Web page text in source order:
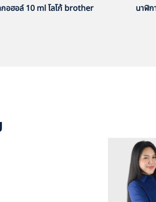
อฮอล์ 10 ml โลโก้ brother นาฬิก